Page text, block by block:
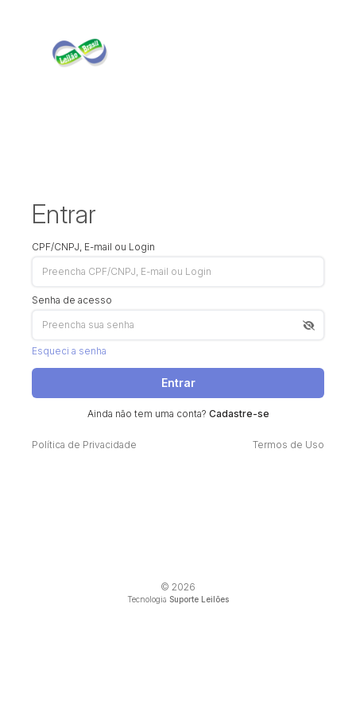
Entrar
CPF/CNPJ, E-mail ou Login
Senha de acesso
Esqueci a senha
Entrar
Ainda não tem uma conta? Cadastre-se
Política de Privacidade Termos de Uso
© 2026
Tecnologia Suporte Leilões